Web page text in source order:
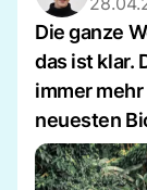
Die ganze
das ist klar.
immer
neuesten